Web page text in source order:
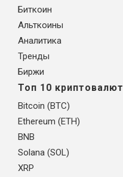
Биткоин
Альткоины
Аналитика
Тренды
Биржи
Топ 10 криптовалют
Bitcoin (BTC)
Ethereum (ETH)
BNB
Solana (SOL)
XRP